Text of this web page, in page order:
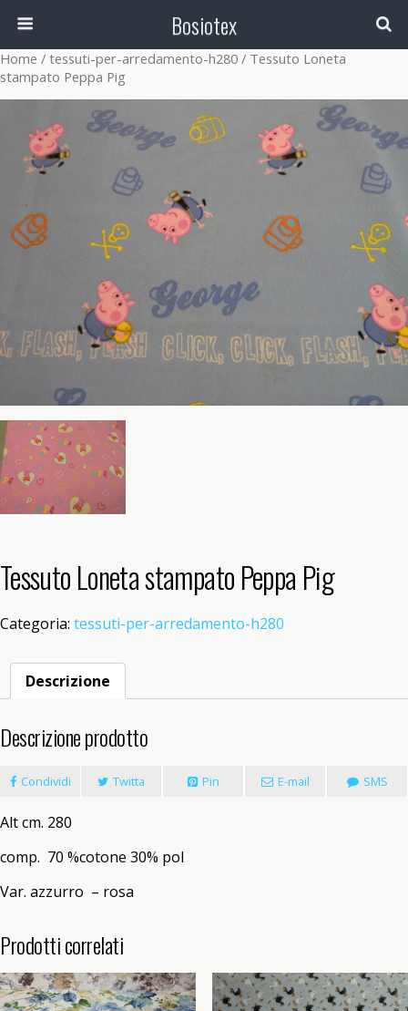
Bosiotex
Home / tessuti-per-arredamento-h280 / Tessuto Loneta
stampato Peppa Pig
Tessuto Loneta stampato Peppa Pig
Categoria: tessuti-per-arredamento-h280
Descrizione
Descrizione prodotto
Condividi Twitta Pin E-mail SMS
Alt cm. 280
comp. 70 %cotone 30% pol
Var. azzurro – rosa
Prodotti correlati